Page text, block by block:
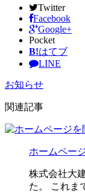
Twitter
Facebook
Google+
Pocket
B!はてブ
LINE
お知らせ
関連記事
ホームペー
株式会社大
た。 これま